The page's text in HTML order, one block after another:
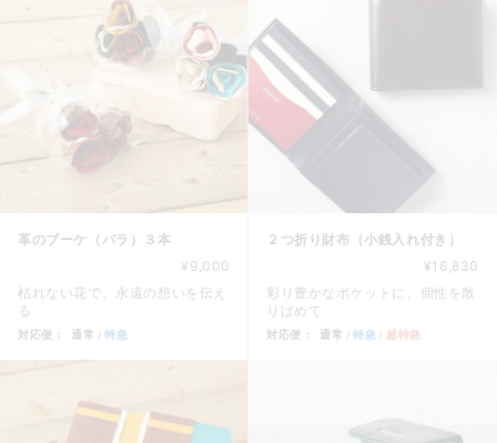
革のブーケ（バラ）３本
¥9,000
枯れない花で、永遠の想いを伝え
る
対応便： 通常 特急
２つ折り財布（小銭入れ付き）
¥16,830
彩り豊かなポケットに、個性を散
りばめて
対応便： 通常 特急 超特急